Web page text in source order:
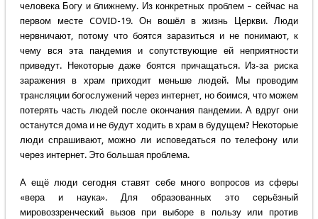
человека Богу и ближнему. Из конкретных проблем – сейчас на
первом месте COVID-19. Он вошёл в жизнь Церкви. Люди
нервничают, потому что боятся заразиться и не понимают, к
чему вся эта пандемия и сопутствующие ей неприятности
приведут. Некоторые даже боятся причащаться. Из-за риска
заражения в храм приходит меньше людей. Мы проводим
трансляции богослужений через интернет, но боимся, что можем
потерять часть людей после окончания пандемии. А вдруг они
останутся дома и не будут ходить в храм в будущем? Некоторые
люди спрашивают, можно ли исповедаться по телефону или
через интернет. Это большая проблема.
А ещё люди сегодня ставят себе много вопросов из сферы
«вера и наука». Для образованных это серьёзный
мировоззренческий вызов при выборе в пользу или против